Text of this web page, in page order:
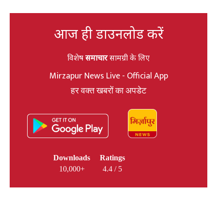
आज ही डाउनलोड करें
विशेषसमाचारसामग्री के लिए
Mirzapur News Live - Official App
हर वक्त खबरों का अपडेट
Downloads
10,000+
Ratings
4.4 / 5